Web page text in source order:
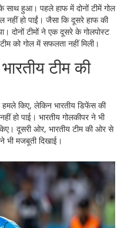
साथ हुआ। पहले हाफ में दोनों टीमें गोल
हो पाईं। जैसा कि दूसरे हाफ की
टीमों ने एक दूसरे के गोलपोस्ट
को गोल में सफलता नहीं मिली।
टीम की
हमले किए, लेकिन भारतीय डिफेंस की
हो पाई। भारतीय गोलकीपर ने भी
दूसरी ओर, भारतीय टीम की ओर से
मजबूती दिखाई।